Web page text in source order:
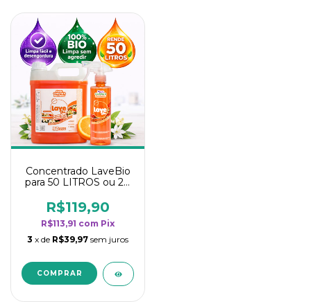
Concentrado LaveBio
para 50 LITROS ou 20
rendimento da
categoria - Flor de
Laranjeira
R$119,90
R$113,91 com Pix
3 x de R$39,97 sem juros